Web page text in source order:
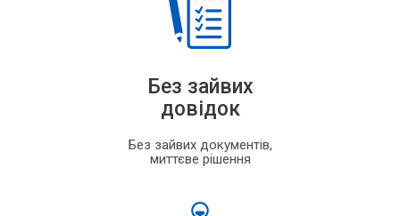
Без зайвих
довідок
Без зайвих документів,
миттєве рішення